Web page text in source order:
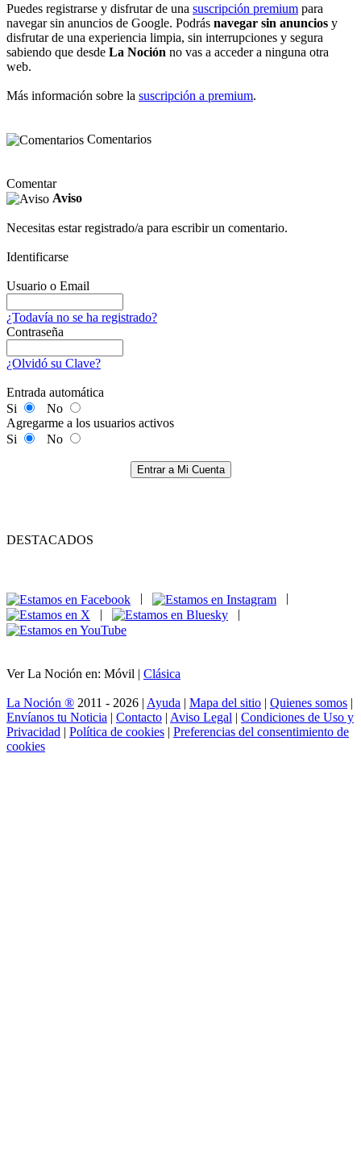
Puedes registrarse y disfrutar de una suscripción premium para
navegar sin anuncios de Google. Podrás navegar sin anuncios y
disfrutar de una experiencia limpia, sin interrupciones y segura
sabiendo que desde La Noción no vas a acceder a ninguna otra
web.
Más información sobre la suscripción a premium.
Comentarios
Comentar
Aviso
Necesitas estar registrado/a para escribir un comentario.
Identificarse
Usuario o Email
¿Todavía no se ha registrado?
Contraseña
¿Olvidó su Clave?
Entrada automática
Si
No
Agregarme a los usuarios activos
Si
No
Entrar a Mi Cuenta
DESTACADOS
|
|
|
|
Ver La Noción en: Móvil | Clásica
La Noción ® 2011 - 2026 | Ayuda | Mapa del sitio | Quienes somos |
Envíanos tu Noticia | Contacto | Aviso Legal | Condiciones de Uso y
Privacidad | Política de cookies | Preferencias del consentimiento de
cookies